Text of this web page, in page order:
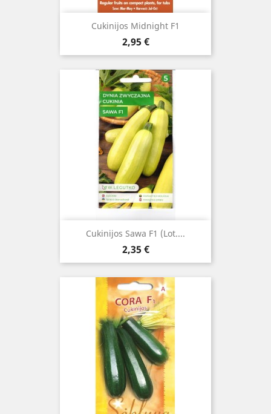
Cukinijos Midnight F1
Kaina
2,95 €
Cukinijos Sawa F1 (lot....
Kaina
2,35 €